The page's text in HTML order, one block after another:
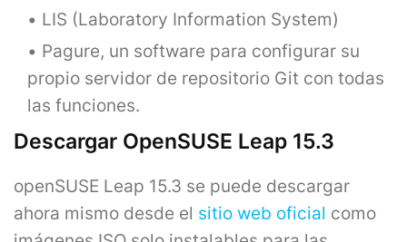
LIS (Laboratory Information System)
Pagure, un software para configurar su
propio servidor de repositorio Git con todas
las funciones.
Descargar OpenSUSE Leap 15.3
openSUSE Leap 15.3 se puede descargar
ahora mismo desde el sitio web oficial como